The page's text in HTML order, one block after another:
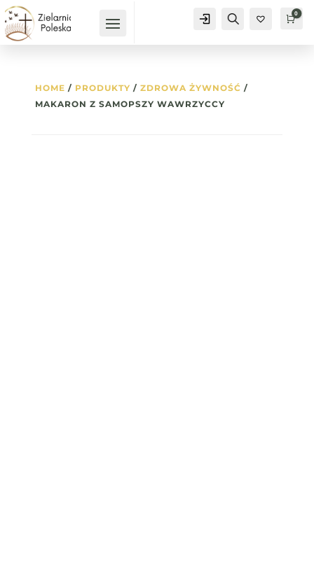
Konto Szukaj
0
HOME / PRODUKTY / ZDROWA ŻYWNOŚĆ /
MAKARON Z SAMOPSZY WAWRZYCCY